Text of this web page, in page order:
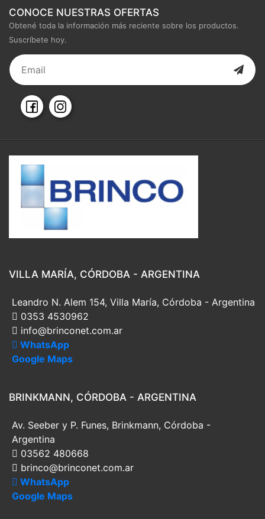
CONOCE NUESTRAS OFERTAS
Obtené toda la información más reciente sobre los productos.
Suscríbete hoy.
VILLA MARÍA, CÓRDOBA - ARGENTINA
Leandro N. Alem 154, Villa María, Córdoba - Argentina
0353 4530962
info@brinconet.com.ar
WhatsApp
Google Maps
BRINKMANN, CÓRDOBA - ARGENTINA
Av. Seeber y P. Funes, Brinkmann, Córdoba -
Argentina
03562 480668
brinco@brinconet.com.ar
WhatsApp
Google Maps